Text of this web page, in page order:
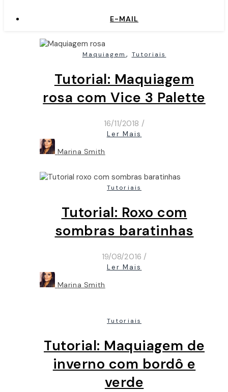
E-MAIL
Maquiagem , Tutoriais
Tutorial: Maquiagem
rosa com Vice 3 Palette
16/11/2018 /
Ler Mais
Marina Smith
Tutoriais
Tutorial: Roxo com
sombras baratinhas
19/08/2016 /
Ler Mais
Marina Smith
Tutoriais
Tutorial: Maquiagem de
inverno com bordô e
verde